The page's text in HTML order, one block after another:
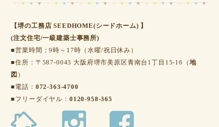
【堺の工務店 SEEDHOME(シードホーム) 】
(注文住宅/一級建築士事務所)
■営業時間：9時～17時（水曜/祝日休み）
■住所：〒587-0043 大阪府堺市美原区青南台1丁目15-16（ 地
図 ）
■電話： 072-363-4700
■フリーダイヤル： 0120-958-365